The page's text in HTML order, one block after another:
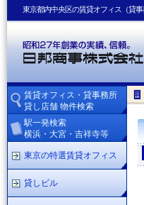
東京都内中央区の賃貸オフィス（貸
賃貸オフィス・貸事務所
貸し店舗 物件検索
駅一発検索
横浜・大宮・吉祥寺等
東京の特選賃貸オフィス
貸しビル